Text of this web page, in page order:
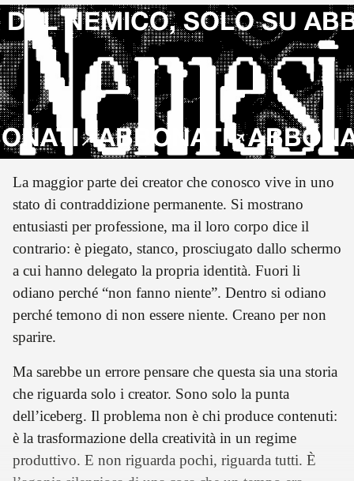
NEMICO, SOLO SU
ABBONATI ABBONATI
La maggior parte dei creator che conosco vive in uno
stato di contraddizione permanente. Si mostrano
entusiasti per professione, ma il loro corpo dice il
contrario: è piegato, stanco, prosciugato dallo schermo
a cui hanno delegato la propria identità. Fuori li
odiano perché “non fanno niente”. Dentro si odiano
perché temono di non essere niente. Creano per non
sparire.
Ma sarebbe un errore pensare che questa sia una storia
che riguarda solo i creator. Sono solo la punta
dell’iceberg. Il problema non è chi produce contenuti:
è la trasformazione della creatività in un regime
produttivo. E non riguarda pochi, riguarda tutti. È